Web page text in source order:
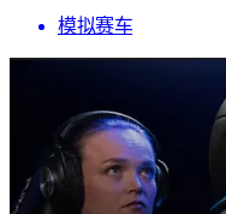
模拟赛车